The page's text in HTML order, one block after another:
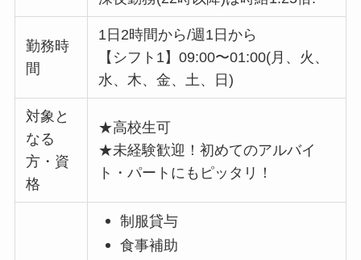
勤務時
間
1日2時間から/週1日から
【シフト1】09:00〜01:00(月、火、
水、木、金、土、日)
対象と
なる
方・資
格
★高校生可
★未経験歓迎！初めてのアルバイ
ト・パートにもピッタリ！
制服貸与
食事補助